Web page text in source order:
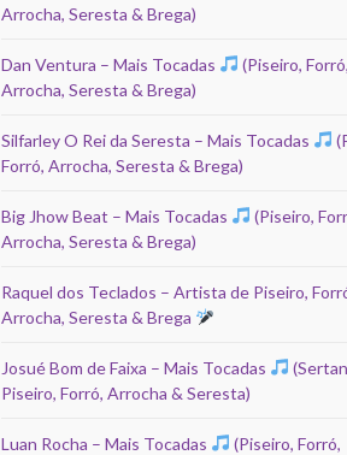
Arrocha, Seresta & Brega)
Dan Ventura – Mais Tocadas
(Piseiro, Forró,
Arrocha, Seresta & Brega)
Silfarley O Rei da Seresta – Mais Tocadas
Forró, Arrocha, Seresta & Brega)
Big Jhow Beat – Mais Tocadas
(Piseiro,
Arrocha, Seresta & Brega)
Raquel dos Teclados – Artista de Piseiro,
Arrocha, Seresta & Brega
Josué Bom de Faixa – Mais Tocadas
Piseiro, Forró, Arrocha & Seresta)
Luan Rocha – Mais Tocadas
(Piseiro, Forró,